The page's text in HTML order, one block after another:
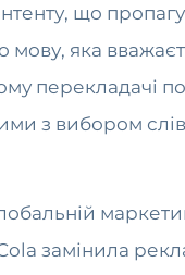
що
мову, яка
перекладачі
з вибором слів
замінила